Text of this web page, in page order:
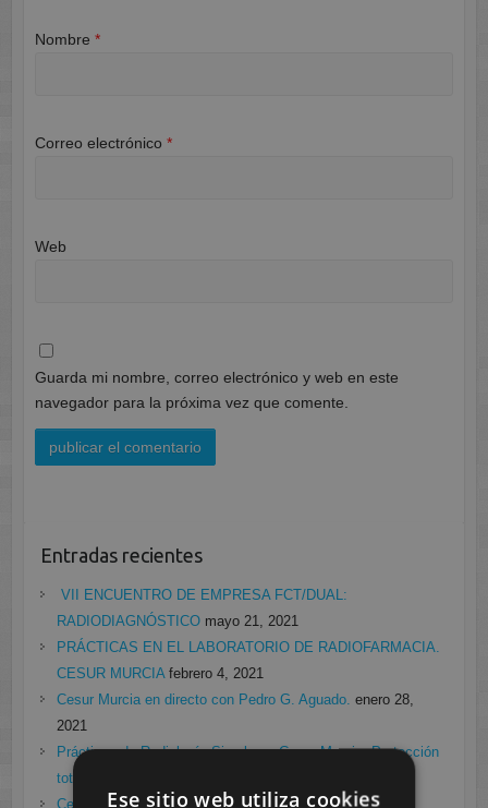
Nombre *
Correo electrónico *
Web
Guarda mi nombre, correo electrónico y web en este
navegador para la próxima vez que comente.
Entradas recientes
VII ENCUENTRO DE EMPRESA FCT/DUAL:
RADIODIAGNÓSTICO mayo 21, 2021
PRÁCTICAS EN EL LABORATORIO DE RADIOFARMACIA.
CESUR MURCIA febrero 4, 2021
Cesur Murcia en directo con Pedro G. Aguado. enero 28,
2021
Prácticas de Radiología Simple en Cesur Murcia. Protección
total frente a Covid19
Cesur Murcia: Premio Especial FP, XIII Congreso
Ese sitio web utiliza cookies